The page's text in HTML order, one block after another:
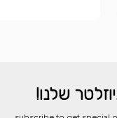
שלנו!